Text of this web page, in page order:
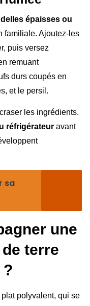
épaisses ou
familiale. Ajoutez-les
puis versez
remuant
durs coupés en
et le persil.
les ingrédients.
réfrigérateur avant
sa
une
terre
?
polyvalent, qui se